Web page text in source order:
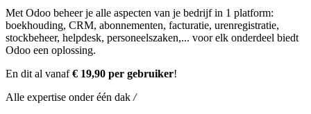
Met Odoo beheer je alle aspecten van je bedrijf in 1 platform:
boekhouding, CRM, abonnementen, facturatie, urenregistratie,
stockbeheer, helpdesk, personeelszaken,... voor elk onderdeel biedt
Odoo een oplossing.
En dit al vanaf€ 19,90 per gebruiker!
Alle expertise onder één dak /